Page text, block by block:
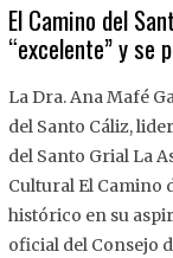
El Camino del
“excelente” y se
La Dra. Ana Mafé
del Santo Cáliz,
del Santo Grial La
Cultural El Camino
histórico en su
oficial del Consejo